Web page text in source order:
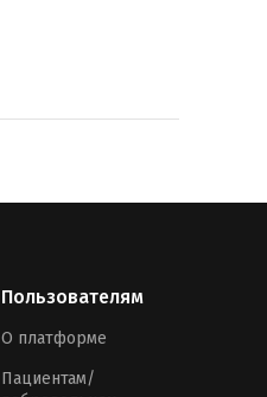
Пользователям
О платформе
Пациентам/